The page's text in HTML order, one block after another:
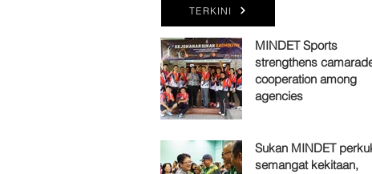
TERKINI
MINDET Sports
strengthens
cooperation among
agencies
Sukan MINDET
semangat kekitaan,